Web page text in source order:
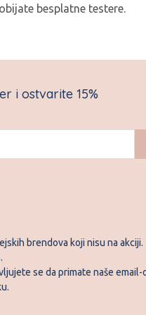
besplatne testere.
i ostvarite 15%
brendova koji nisu na akciji.
se da primate naše email-